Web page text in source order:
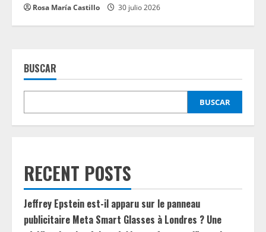
Rosa María Castillo 30 julio 2026
BUSCAR
BUSCAR
RECENT POSTS
Jeffrey Epstein est-il apparu sur le panneau
publicitaire Meta Smart Glasses à Londres ? Une